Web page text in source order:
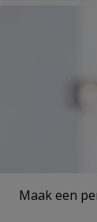
Maak een